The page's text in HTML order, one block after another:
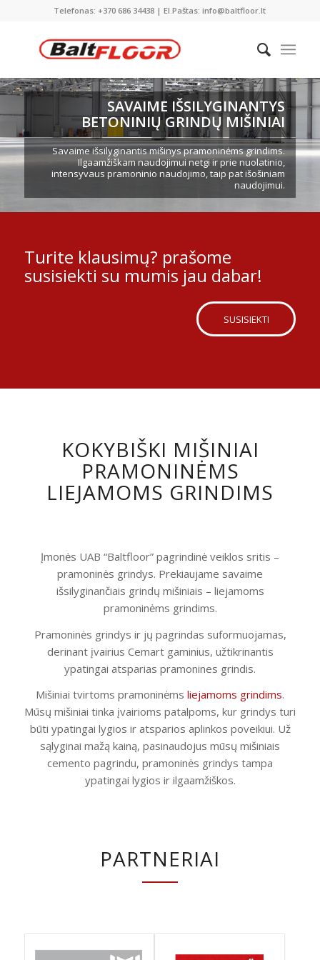
Telefonas: +370 686 34438 | El.Paštas: info@baltfloor.lt
SAVAIME IŠSILYGINANTYS
BETONINIŲ GRINDŲ MIŠINIAI
Savaime išsilyginantis mišinys pramoninėms grindims.
Ilgaamžiškam naudojimui netgi ir prie nuolatinio,
intensyvaus pramoninio naudojimo, taip pat išošiniam
naudojimui.
Turite klausimų? prašome
susisiekti su mumis jau dabar!
SUSISIEKTI
KOKYBIŠKI MIŠINIAI
PRAMONINĖMS
LIEJAMOMS GRINDIMS
Įmonės UAB “Baltfloor” pagrindinė veiklos sritis –
pramoninės grindys. Prekiaujame savaime
išsilyginančiais grindų mišiniais – liejamoms
pramoninėms grindims.
Pramoninės grindys ir jų pagrindas suformuojamas,
derinant įvairius Cemart gaminius, užtikrinantis
ypatingai atsparias pramonines grindis.
Mišiniai tvirtoms pramoninėms liejamoms grindims.
Mūsų mišiniai tinka įvairioms patalpoms, kur grindys turi
būti ypatingai lygios ir atsparios aplinkos poveikiui. Už
sąlyginai mažą kainą, pasinaudojus mūsų mišiniais
cemento pagrindu, pramoninės grindys tampa
ypatingai lygios ir ilgaamžiškos.
PARTNERIAI